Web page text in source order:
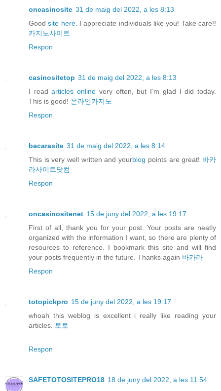
oncasinosite 31 de maig del 2022, a les 8:13
Good site here. I appreciate individuals like you! Take care!!
카지노사이트
Respon
casinositetop 31 de maig del 2022, a les 8:13
I read articles online very often, but I’m glad I did today.
This is good! 온라인카지노
Respon
bacarasite 31 de maig del 2022, a les 8:14
This is very well written and yourblog points are great! 바카
라사이트닷컴
Respon
oncasinositenet 15 de juny del 2022, a les 19:17
First of all, thank you for your post. Your posts are neatly
organized with the information I want, so there are plenty of
resources to reference. I bookmark this site and will find
your posts frequently in the future. Thanks again 바카라
Respon
totopickpro 15 de juny del 2022, a les 19:17
whoah this weblog is excellent i really like reading your
articles.
토토
Respon
SAFETOTOSITEPRO18 18 de juny del 2022, a les 11:54